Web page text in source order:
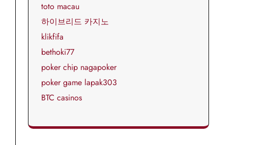
toto macau
하이브리드 카지노
klikfifa
bethoki77
poker chip nagapoker
poker game lapak303
BTC casinos